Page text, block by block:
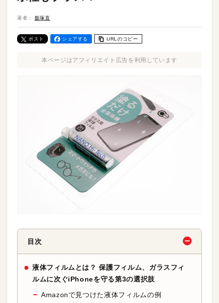
著者： 飯塚直
ポスト シェアする URLのコピー
本ページはアフィリエイト広告を利用しています
目次
液体フィルムとは？ 保護フィルム、ガラスフィ
ルムに次ぐiPhoneを守る第3の選択肢
Amazonで見つけた液体フィルムの例